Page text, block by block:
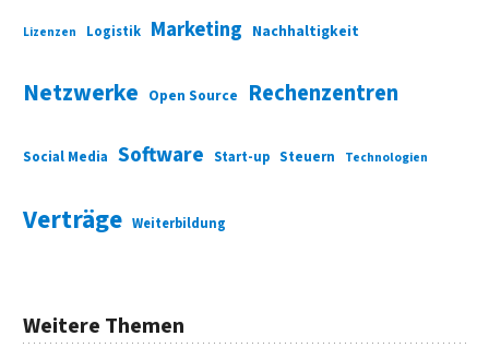
Lizenzen Logistik Marketing Nachhaltigkeit
Netzwerke Open Source Rechenzentren
Social Media Software Start-up Steuern Technologien
Verträge Weiterbildung
Weitere Themen